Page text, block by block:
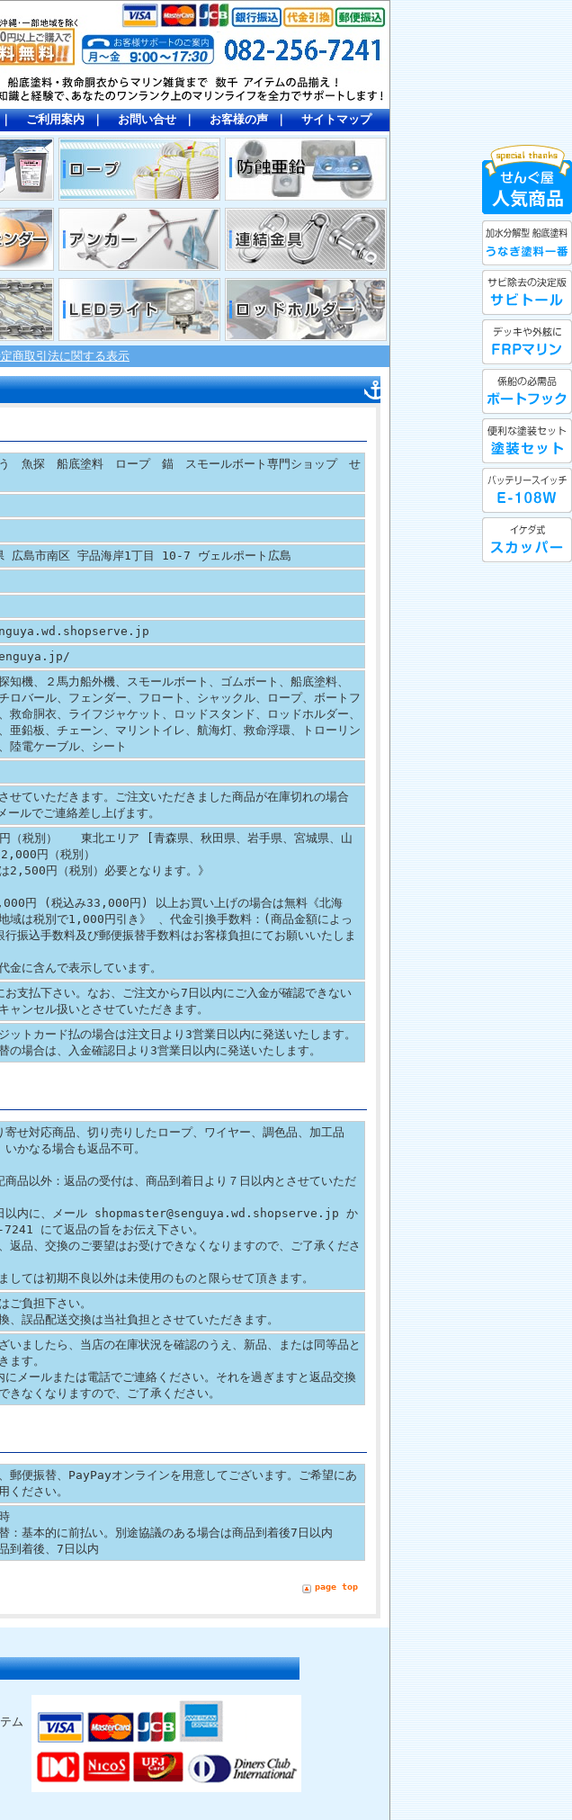
ご利用案内｜ お問い合せ｜ お客様の声｜ サイトマップ
商取引法に関する表示
う 魚探 船底塗料 ロープ 錨 スモールボート専門ショップ せ
島市南区 宇品海岸1丁目 10-7 ヴェルポート広島
知機、２馬力船外機、スモールボート、ゴムボート、船底塗料、
ロバール、フェンダー、フロート、シャックル、ロープ、ボートフ
救命胴衣、ライフジャケット、ロッドスタンド、ロッドホルダー、
亜鉛板、チェーン、マリントイレ、航海灯、救命浮環、トローリン
陸電ケーブル、シート
せていただきます。ご注文いただきました商品が在庫切れの場合
ールでご連絡差し上げます。
（税別） 東北エリア [青森県、秋田県、岩手県、宮城県、山
円（税別）
2,500円（税別）必要となります。》
円 (税込み33,000円) 以上お買い上げの場合は無料《北海
域は税別で1,000円引き》 、代金引換手数料：(商品金額によっ
振込手数料及び郵便振替手数料はお客様負担にてお願いいたしま
金に含んで表示しています。
お支払下さい。なお、ご注文から7日以内にご入金が確認できない
ャンセル扱いとさせていただきます。
ットカード払の場合は注文日より3営業日以内に発送いたします。
の場合は、入金確認日より3営業日以内に発送いたします。
寄せ対応商品、切り売りしたロープ、ワイヤー、調色品、加工品
かなる場合も返品不可。
商品以外：返品の受付は、商品到着日より７日以内とさせていただ
以内に、メール shopmaster@senguya.wd.shopserve.jp か
にて返品の旨をお伝え下さい。
返品、交換のご要望はお受けできなくなりますので、ご了承くださ
しては初期不良以外は未使用のものと限らせて頂きます。
ご負担下さい。
、誤品配送交換は当社負担とさせていただきます。
いましたら、当店の在庫状況を確認のうえ、新品、または同等品と
ます。
にメールまたは電話でご連絡ください。それを過ぎますと返品交換
きなくなりますので、ご了承ください。
郵便振替、PayPayオンラインを用意してございます。ご希望にあ
ください。
：基本的に前払い。別途協議のある場合は商品到着後7日以内
到着後、7日以内
page top
ム